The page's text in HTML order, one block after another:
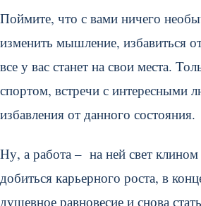
Поймите, что с вами ничего
изменить мышление, избавиться
все у вас станет на свои места.
спортом, встречи с интересными
избавления от данного состояния.
Ну, а работа – на ней свет
добиться карьерного роста, в
душевное равновесие и снова